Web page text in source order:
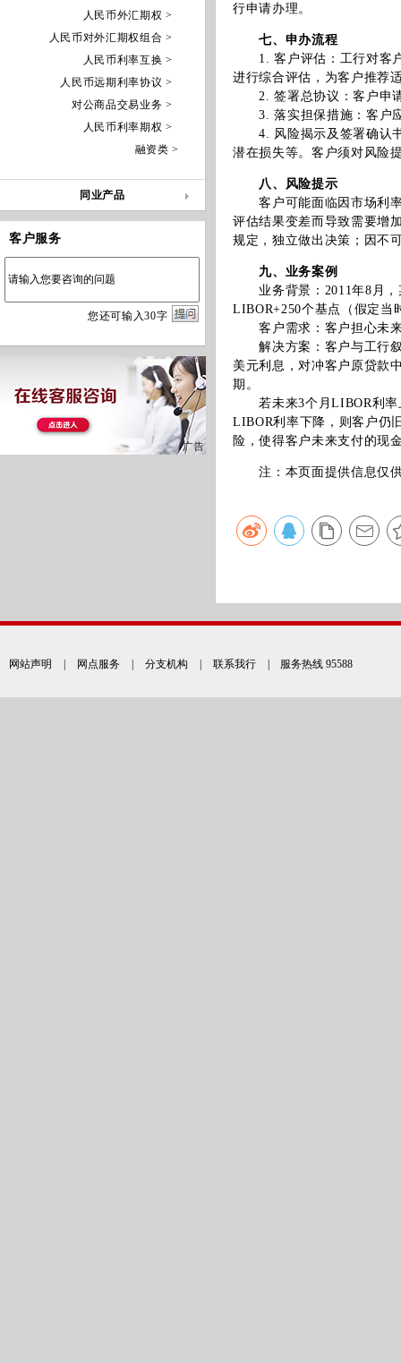
人民币外汇期权 >
人民币对外汇期权组合 >
人民币利率互换 >
人民币远期利率协议 >
对公商品交易业务 >
人民币利率期权 >
融资类 >
同业产品
客户服务
您还可输入30字
行申请办理。
七、申办流程
1. 客户评估：工行对客户
进行综合评估，为客户推荐
2. 签署总协议：客户申请
3. 落实担保措施：客户应
4. 风险揭示及签署确认书
潜在损失等。客户须对风险
八、风险提示
客户可能面临因市场利率
评估结果变差而导致需要增
规定，独立做出决策；因不
九、业务案例
业务背景：2011年8月，
LIBOR+250个基点（假定当
客户需求：客户担心未来
解决方案：客户与工行叙
美元利息，对冲客户原贷款
期。
若未来3个月LIBOR利率
LIBOR利率下降，则客户仍
险，使得客户未来支付的现
注：本页面提供信息仅供
网站声明 网点服务 分支机构 联系我行 | 服务热线 95588